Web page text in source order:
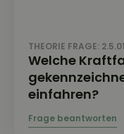
THEORIE FRAGE:
Welche
einfahren?